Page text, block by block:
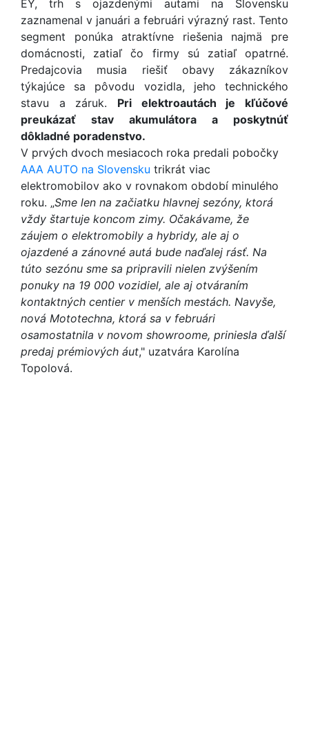
EY, trh s ojazdenými autami na Slovensku
zaznamenal v januári a februári výrazný rast. Tento
segment ponúka atraktívne riešenia najmä pre
domácnosti, zatiaľ čo firmy sú zatiaľ opatrné.
Predajcovia musia riešiť obavy zákazníkov
týkajúce sa pôvodu vozidla, jeho technického
stavu a záruk. Pri elektroautách je kľúčové
preukázať stav akumulátora a poskytnúť
dôkladné poradenstvo.
V prvých dvoch mesiacoch roka predali pobočky
AAA AUTO na Slovensku trikrát viac
elektromobilov ako v rovnakom období minulého
roku. „Sme len na začiatku hlavnej sezóny, ktorá
vždy štartuje koncom zimy. Očakávame, že
záujem o elektromobily a hybridy, ale aj o
ojazdené a zánovné autá bude naďalej rásť. Na
túto sezónu sme sa pripravili nielen zvýšením
ponuky na 19 000 vozidiel, ale aj otváraním
kontaktných centier v menších mestách. Navyše,
nová Mototechna, ktorá sa v februári
osamostatnila v novom showroome, priniesla ďalší
predaj prémiových áut," uzatvára Karolína
Topolová.